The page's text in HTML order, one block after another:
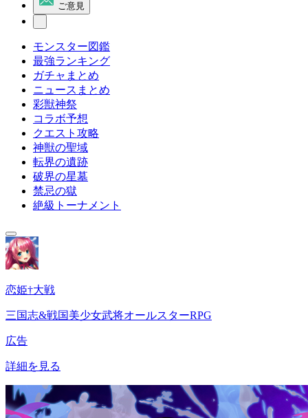
ご意見
モンスター図鑑
最強ランキング
ガチャまとめ
ニュースまとめ
彩獣神祭
コラボ予想
クエスト攻略
神獣の聖域
転界の遺跡
破界の星墓
禁忌の獄
絶級トーナメント
恋姫†大戦
三国志&戦国美少女武将オールスターRPG
広告
詳細を見る